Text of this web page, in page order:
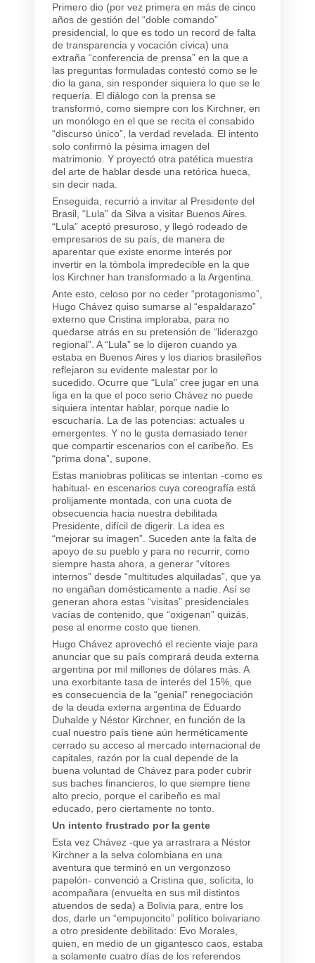
Primero dio (por vez primera en más de cinco
años de gestión del “doble comando”
presidencial, lo que es todo un record de falta
de transparencia y vocación cívica) una
extraña “conferencia de prensa” en la que a
las preguntas formuladas contestó como se le
dio la gana, sin responder siquiera lo que se le
requería. El diálogo con la prensa se
transformó, como siempre con los Kirchner, en
un monólogo en el que se recita el consabido
“discurso único”, la verdad revelada. El intento
solo confirmó la pésima imagen del
matrimonio. Y proyectó otra patética muestra
del arte de hablar desde una retórica hueca,
sin decir nada.
Enseguida, recurrió a invitar al Presidente del
Brasil, “Lula” da Silva a visitar Buenos Aires.
“Lula” aceptó presuroso, y llegó rodeado de
empresarios de su país, de manera de
aparentar que existe enorme interés por
invertir en la tómbola impredecible en la que
los Kirchner han transformado a la Argentina.
Ante esto, celoso por no ceder “protagonismo”,
Hugo Chávez quiso sumarse al “espaldarazo”
externo que Cristina imploraba, para no
quedarse atrás en su pretensión de “liderazgo
regional”. A “Lula” se lo dijeron cuando ya
estaba en Buenos Aires y los diarios brasileños
reflejaron su evidente malestar por lo
sucedido. Ocurre que “Lula” cree jugar en una
liga en la que el poco serio Chávez no puede
siquiera intentar hablar, porque nadie lo
escucharía. La de las potencias: actuales u
emergentes. Y no le gusta demasiado tener
que compartir escenarios con el caribeño. Es
“prima dona”, supone.
Estas maniobras políticas se intentan -como es
habitual- en escenarios cuya coreografía está
prolijamente montada, con una cuota de
obsecuencia hacia nuestra debilitada
Presidente, difícil de digerir. La idea es
“mejorar su imagen”. Suceden ante la falta de
apoyo de su pueblo y para no recurrir, como
siempre hasta ahora, a generar “vítores
internos” desde “multitudes alquiladas”, que ya
no engañan domésticamente a nadie. Así se
generan ahora estas “visitas” presidenciales
vacías de contenido, que “oxigenan” quizás,
pese al enorme costo que tienen.
Hugo Chávez aprovechó el reciente viaje para
anunciar que su país comprará deuda externa
argentina por mil millones de dólares más. A
una exorbitante tasa de interés del 15%, que
es consecuencia de la “genial” renegociación
de la deuda externa argentina de Eduardo
Duhalde y Néstor Kirchner, en función de la
cual nuestro país tiene aún herméticamente
cerrado su acceso al mercado internacional de
capitales, razón por la cual depende de la
buena voluntad de Chávez para poder cubrir
sus baches financieros, lo que siempre tiene
alto precio, porque el caribeño es mal
educado, pero ciertamente no tonto.
Un intento frustrado por la gente
Esta vez Chávez -que ya arrastrara a Néstor
Kirchner a la selva colombiana en una
aventura que terminó en un vergonzoso
papelón- convenció a Cristina que, solícita, lo
acompañara (envuelta en sus mil distintos
atuendos de seda) a Bolivia para, entre los
dos, darle un “empujoncito” político bolivariano
a otro presidente debilitado: Evo Morales,
quien, en medio de un gigantesco caos, estaba
a solamente cuatro días de los referendos